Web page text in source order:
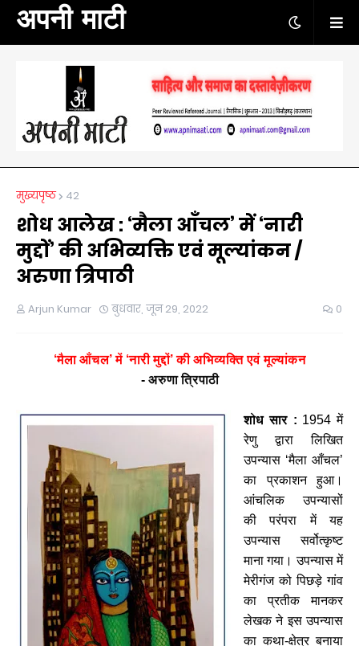
अपनी माटी
मुख्यपृष्ठ 42
शोध आलेख : ‘मैला आँचल’ में ‘नारी
मुद्दों’ की अभिव्यक्ति एवं मूल्यांकन /
अरुणा त्रिपाठी
Arjun Kumar बुधवार, जून 29, 2022 0
‘मैला आँचल’में‘नारी मुद्दों’की अभिव्यक्ति एवं मूल्यांकन
- अरुणा त्रिपाठी
शोध सार: 1954 में
रेणु
द्वारा
लिखित
उपन्यास ‘मैला आँचल’
का
प्रकाशन
हुआ।
आंचलिक
उपन्यासों
की
परंपरा में
यह
उपन्यास
सर्वोत्कृष्ट
माना गया। उपन्यास में
मेरीगंज को पिछड़े गांव
का
प्रतीक
मानकर
लेखक ने इस उपन्यास
का कथा-क्षेत्र बनाया